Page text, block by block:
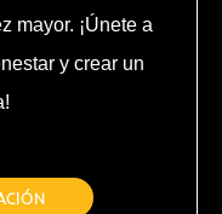
mayor. ¡Únete a
y crear un